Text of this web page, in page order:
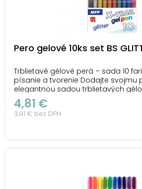
Pero gelové 10ks set BS
Trblietavé gélové perá – sada 10
písanie a tvorenie Dodajte svojmu
elegantnou sadou trblietavých
TRAIL Glitter. Táto sada desiatich
glitrovým efektom premení každý
kúsok umenia. Perá píšu hladko a
4,81 €
3,91 € bez DPH